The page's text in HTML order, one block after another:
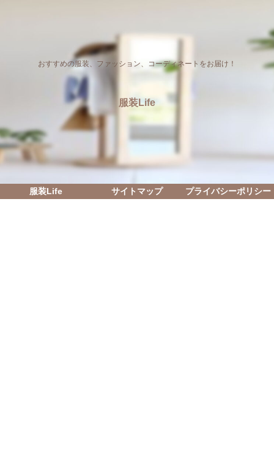
おすすめの服装、ファッション、コーディネートをお届け！
服装Life
服装Life サイトマップ プライバシーポリシー